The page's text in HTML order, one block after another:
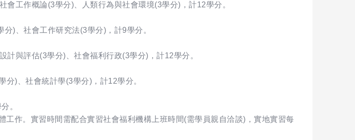
工作概論(3學分)、人類行為與社會環境(3學分)，計12學分。
)、社會工作研究法(3學分)，計9學分。
與評估(3學分)、社會福利行政(3學分)，計12學分。
分)、社會統計學(3學分)，計12學分。
。
工作。實習時間需配合實習社會福利機構上班時間(需學員親自洽談)，實地實習每